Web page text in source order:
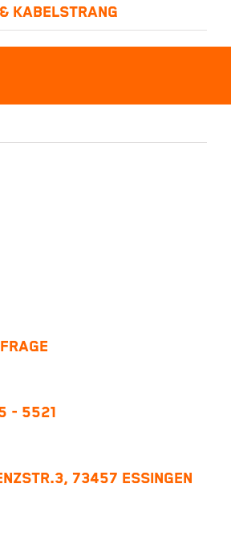
KABELSTRANG
- 5521
73457 ESSINGEN